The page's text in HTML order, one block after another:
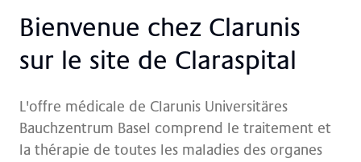
Bi­en­ven­ue chez Clar­un­is
sur le site de Claraspital
L'offre médicale de Clarunis Universitäres
Bauchzentrum Basel comprend le traitement et
la thérapie de toutes les maladies des organes